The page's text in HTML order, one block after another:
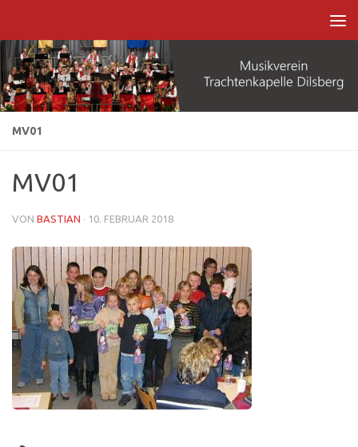
MV01
MV01
VON BASTIAN · 10. FEBRUAR 2018